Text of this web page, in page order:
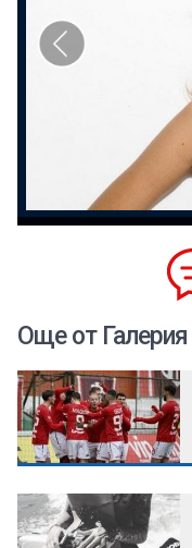
Още от Галерия